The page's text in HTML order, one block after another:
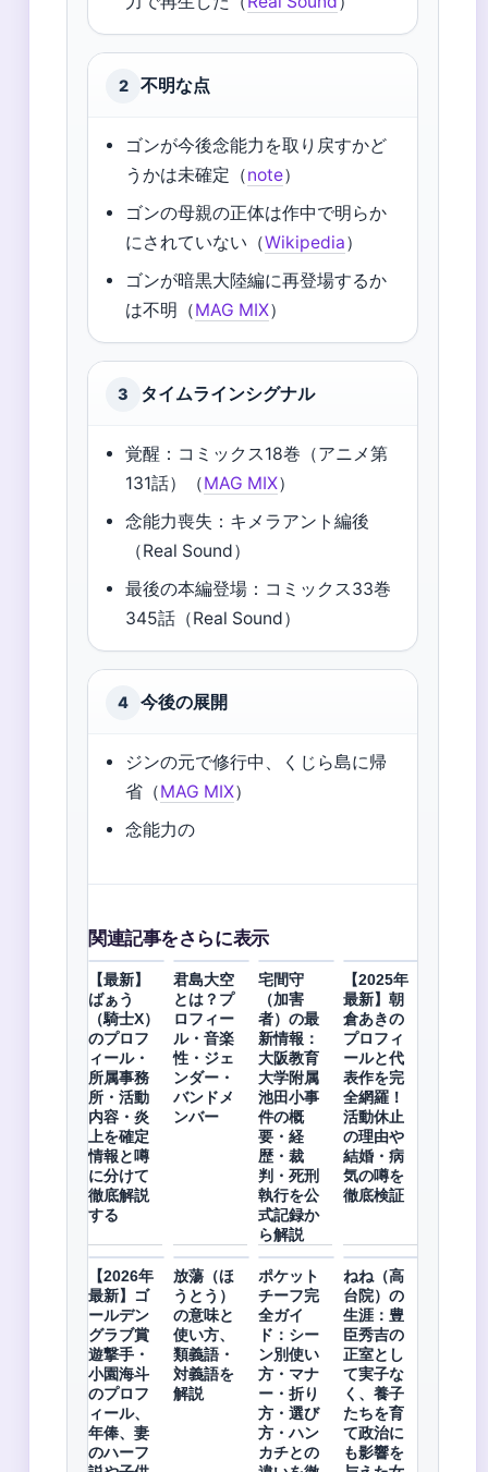
2 不明な点
ゴンが今後念能力を取り戻すかど
うかは未確定（note）
ゴンの母親の正体は作中で明らか
にされていない（Wikipedia）
ゴンが暗黒大陸編に再登場するか
は不明（MAG MIX）
3 タイムラインシグナル
覚醒：コミックス18巻（アニメ第
131話）（MAG MIX）
念能力喪失：キメラアント編後
（Real Sound）
最後の本編登場：コミックス33巻
345話（Real Sound）
4 今後の展開
ジンの元で修行中、くじら島に帰
省（MAG MIX）
念能力の
関連記事をさらに表示
【最新】
ばぁう
（騎士X）
のプロフ
ィール・
所属事務
所・活動
内容・炎
上を確定
情報と噂
に分けて
徹底解説
する
君島大空
とは？プ
ロフィー
ル・音楽
性・ジェ
ンダー・
バンドメ
ンバー
宅間守
（加害
者）の最
新情報：
大阪教育
大学附属
池田小事
件の概
要・経
歴・裁
判・死刑
執行を公
式記録か
ら解説
【2025年
最新】朝
倉あきの
プロフィ
ールと代
表作を完
全網羅！
活動休止
の理由や
結婚・病
気の噂を
徹底検証
【2026年
最新】ゴ
ールデン
グラブ賞
遊撃手・
小園海斗
のプロフ
ィール、
年俸、妻
のハーフ
放蕩（ほ
うとう）
の意味と
使い方、
類義語・
対義語を
解説
ポケット
チーフ完
全ガイ
ド：シー
ン別使い
方・マナ
ー・折り
方・選び
方・ハン
カチとの
ねね（高
台院）の
生涯：豊
臣秀吉の
正室とし
て実子な
く、養子
たちを育
て政治に
も影響を